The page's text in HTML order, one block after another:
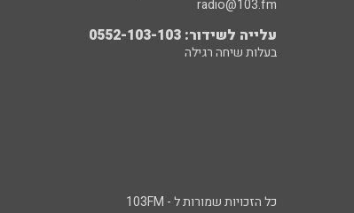
radio@103.fm
עלייה לשידור: 0552-103-103
בעלות שיחה רגילה
כל הזכויות שמורות ל - 103FM